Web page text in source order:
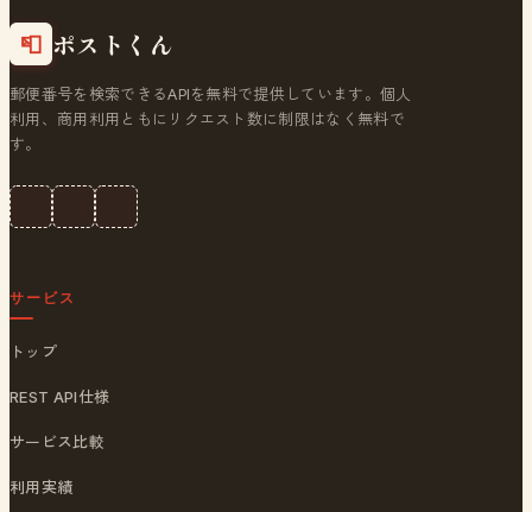
📮 ポストくん
郵便番号を検索できるAPIを無料で提供しています。個人
利用、商用利用ともにリクエスト数に制限はなく無料で
す。
サービス
トップ
REST API仕様
サービス比較
利用実績